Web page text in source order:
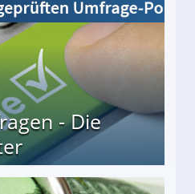
- Die